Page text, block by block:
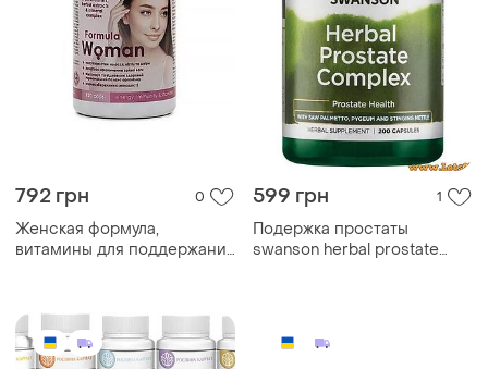
792 грн 0
Женская формула,
витамины для поддержания
599 грн 1
Подержка простаты
swanson herbal prostate